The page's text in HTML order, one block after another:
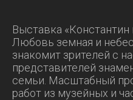
Выставка
Любовь земная и
знакомит зрителей с
представителей
семьи. Масштабный
работ из музейных и